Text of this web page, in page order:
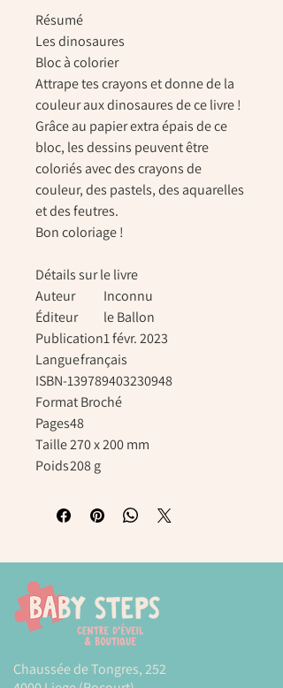
Résumé
Les dinosaures
Bloc à colorier
Attrape tes crayons et donne de la
couleur aux dinosaures de ce livre !
Grâce au papier extra épais de ce
bloc, les dessins peuvent être
coloriés avec des crayons de
couleur, des pastels, des aquarelles
et des feutres.
Bon coloriage !
Détails sur le livre
Auteur
Inconnu
Éditeur
le Ballon
Publication1 févr. 2023
Languefrançais
ISBN-139789403230948
FormatBroché
Pages48
Taille270 x 200 mm
Poids208 g
Chaussée de Tongres, 252